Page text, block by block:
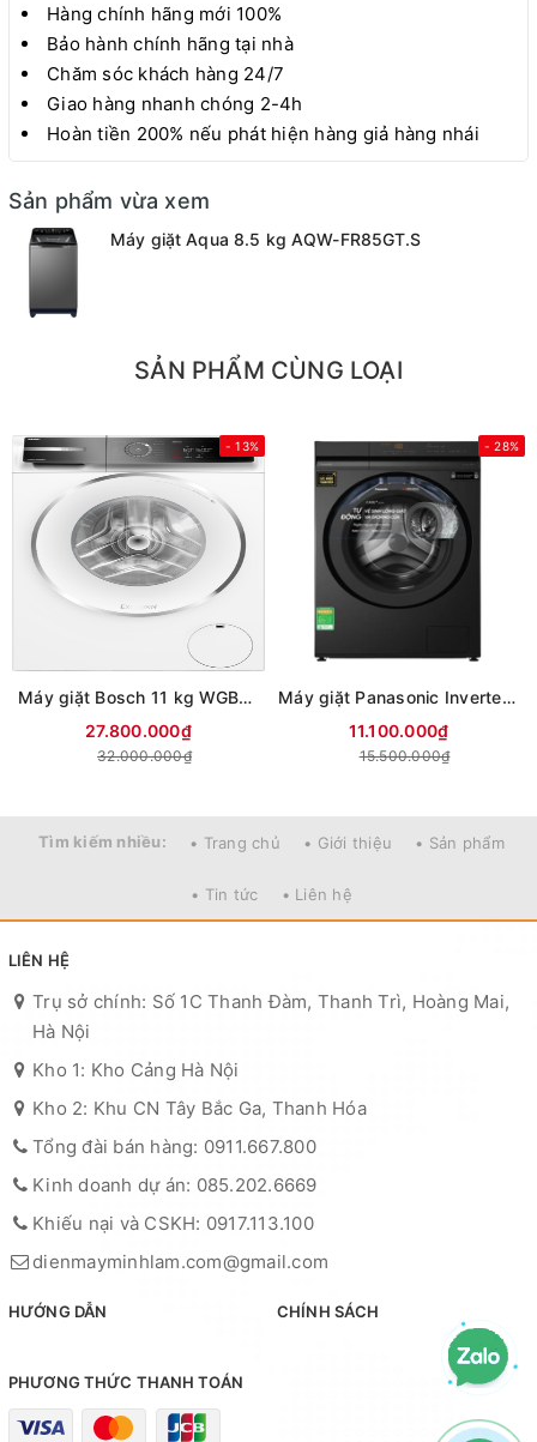
Hàng chính hãng mới 100%
Bảo hành chính hãng tại nhà
Chăm sóc khách hàng 24/7
Giao hàng nhanh chóng 2-4h
Hoàn tiền 200% nếu phát hiện hàng giả hàng nhái
Sản phẩm vừa xem
Máy giặt Aqua 8.5 kg AQW-FR85GT.S
SẢN PHẨM CÙNG LOẠI
- 13%
Máy giặt Bosch 11 kg WGB266A90
27.800.000₫
32.000.000₫
- 28%
Máy giặt Panasonic Inverter 12 kg NA-24VDG1BVT (Mới 2026)
11.100.000₫
15.500.000₫
Tìm kiếm nhiều: • Trang chủ • Giới thiệu • Sản phẩm
• Tin tức • Liên hệ
LIÊN HỆ
Trụ sở chính: Số 1C Thanh Đàm, Thanh Trì, Hoàng Mai,
Hà Nội
Kho 1: Kho Cảng Hà Nội
Kho 2: Khu CN Tây Bắc Ga, Thanh Hóa
Tổng đài bán hàng: 0911.667.800
Kinh doanh dự án: 085.202.6669
Khiếu nại và CSKH: 0917.113.100
dienmayminhlam.com@gmail.com
HƯỚNG DẪN CHÍNH SÁCH
PHƯƠNG THỨC THANH TOÁN